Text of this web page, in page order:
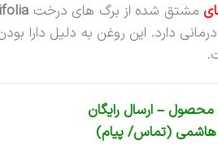
مشتق شده از برگ های درخت
دارد. این روغن به دلیل
– ارسال رایگان